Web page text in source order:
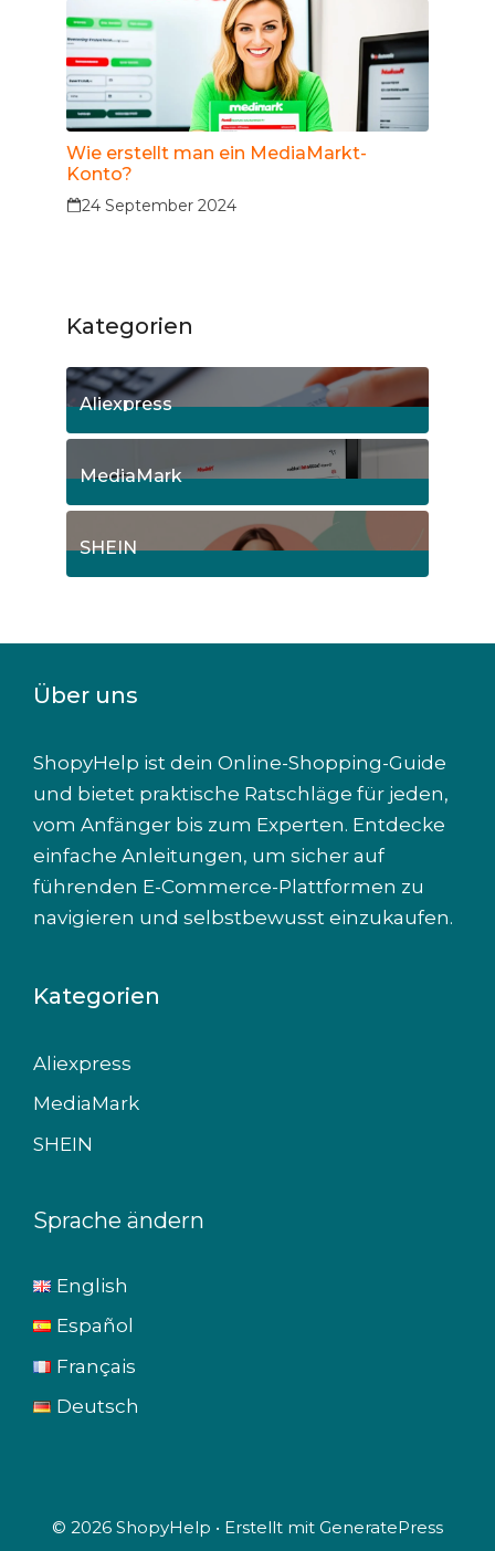
Wie erstellt man ein MediaMarkt-
Konto?
24 September 2024
Kategorien
Aliexpress
12Posts
MediaMark
8Posts
SHEIN
Über uns
ShopyHelp ist dein Online-Shopping-Guide
und bietet praktische Ratschläge für jeden,
vom Anfänger bis zum Experten. Entdecke
einfache Anleitungen, um sicher auf
führenden E-Commerce-Plattformen zu
navigieren und selbstbewusst einzukaufen.
Kategorien
Aliexpress
MediaMark
SHEIN
Sprache ändern
English
Español
Français
Deutsch
© 2026 ShopyHelp • Erstellt mit GeneratePress